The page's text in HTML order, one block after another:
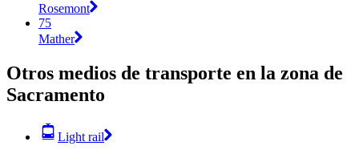
Rosemont
75
Mather
Otros medios de transporte en la zona de
Sacramento
Light rail